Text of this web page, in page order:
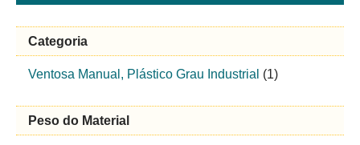
Categoria
Ventosa Manual, Plástico Grau Industrial (1)
Peso do Material